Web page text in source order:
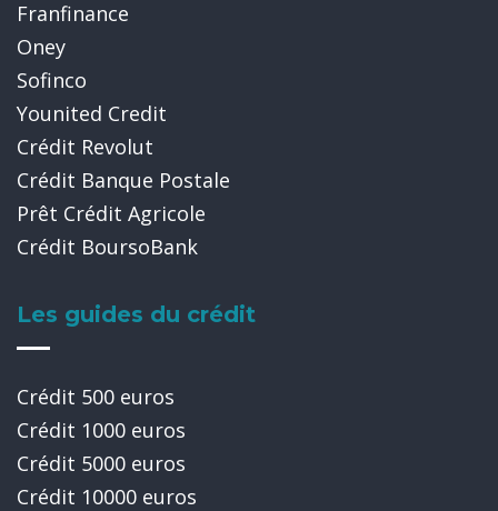
Franfinance
Oney
Sofinco
Younited Credit
Crédit Revolut
Crédit Banque Postale
Prêt Crédit Agricole
Crédit BoursoBank
Les guides du crédit
Crédit 500 euros
Crédit 1000 euros
Crédit 5000 euros
Crédit 10000 euros